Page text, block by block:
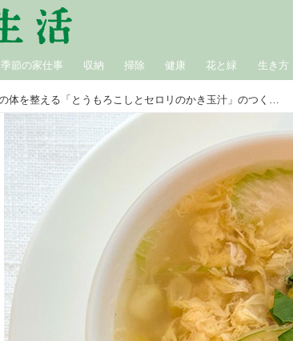
季節の家仕事 収納 掃除 健康 花と緑 生き方
夏の体を整える「とうもろこしとセロリのかき玉汁」のつくり方。体の“熱と湿気”をおさめて夏を乗り切る｜荒木典子の“旬のおつゆ”